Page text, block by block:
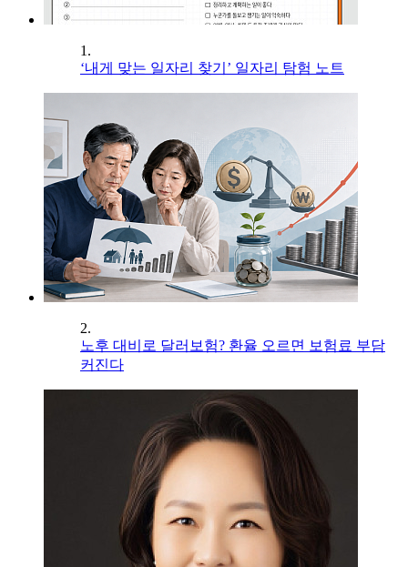
1.
‘내게 맞는 일자리 찾기’ 일자리 탐험 노트
2.
노후 대비로 달러보험? 환율 오르면 보험료 부담
커진다